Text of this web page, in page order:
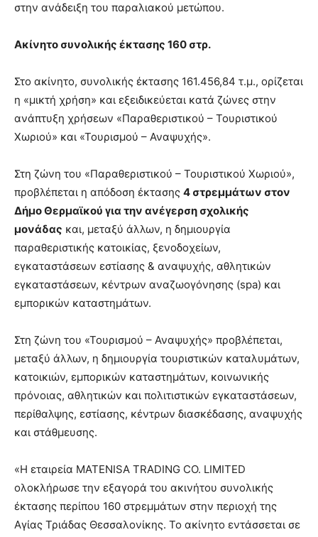
στην ανάδειξη του παραλιακού μετώπου.
Ακίνητο συνολικής έκτασης 160 στρ.
Στο ακίνητο, συνολικής έκτασης 161.456,84 τ.μ., ορίζεται
η «μικτή χρήση» και εξειδικεύεται κατά ζώνες στην
ανάπτυξη χρήσεων «Παραθεριστικού – Τουριστικού
Χωριού» και «Τουρισμού – Αναψυχής».
Στη ζώνη του «Παραθεριστικού – Τουριστικού Χωριού»,
προβλέπεται η απόδοση έκτασης 4 στρεμμάτων στον
Δήμο Θερμαϊκού για την ανέγερση σχολικής
μονάδας και, μεταξύ άλλων, η δημιουργία
παραθεριστικής κατοικίας, ξενοδοχείων,
εγκαταστάσεων εστίασης & αναψυχής, αθλητικών
εγκαταστάσεων, κέντρων αναζωογόνησης (spa) και
εμπορικών καταστημάτων.
Στη ζώνη του «Τουρισμού – Αναψυχής» προβλέπεται,
μεταξύ άλλων, η δημιουργία τουριστικών καταλυμάτων,
κατοικιών, εμπορικών καταστημάτων, κοινωνικής
πρόνοιας, αθλητικών και πολιτιστικών εγκαταστάσεων,
περίθαλψης, εστίασης, κέντρων διασκέδασης, αναψυχής
και στάθμευσης.
«Η εταιρεία MATENISA TRADING CO. LIMITED
ολοκλήρωσε την εξαγορά του ακινήτου συνολικής
έκτασης περίπου 160 στρεμμάτων στην περιοχή της
Αγίας Τριάδας Θεσσαλονίκης. Το ακίνητο εντάσσεται σε